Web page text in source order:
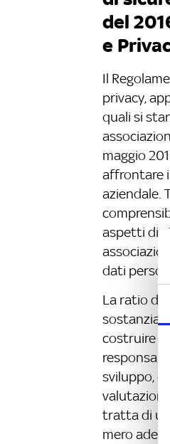
del
e
Il
privacy,
quali si
maggio
affrontare
aziendale.
aspetti di
dati
La ratio
costruire
sviluppo,
tratta di
mero